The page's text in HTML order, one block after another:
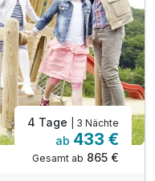
Diemelsee
für Kinder
4 Tage | 3 Nächte
ab 433 €
Gesamt ab 865 €